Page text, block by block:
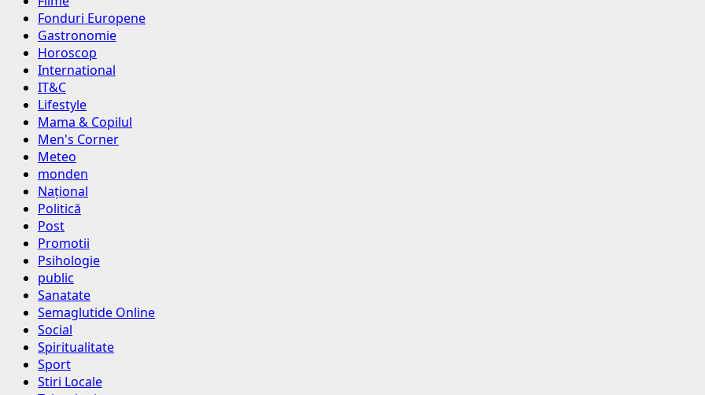
Fonduri Europene
Gastronomie
Horoscop
International
IT&C
Lifestyle
Mama & Copilul
Men's Corner
Meteo
monden
Național
Politică
Post
Promotii
Psihologie
public
Sanatate
Semaglutide Online
Social
Spiritualitate
Sport
Stiri Locale